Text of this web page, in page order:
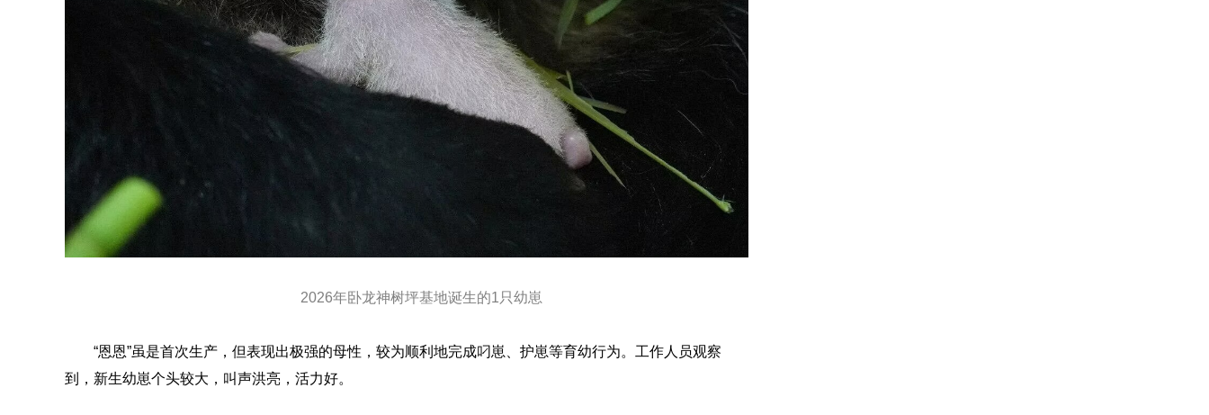
2026年卧龙神树坪基地诞生的1只幼崽
“恩恩”虽是首次生产，但表现出极强的母性，较为顺利地完成叼崽、护崽等育幼行为。工作人员观察
到，新生幼崽个头较大，叫声洪亮，活力好。